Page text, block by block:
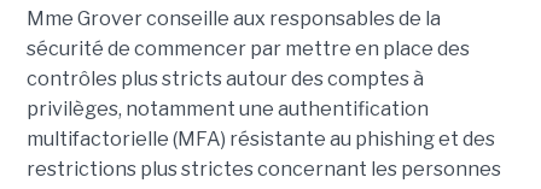
Mme Grover conseille aux responsables de la
sécurité de commencer par mettre en place des
contrôles plus stricts autour des comptes à
privilèges, notamment une authentification
multifactorielle (MFA) résistante au phishing et des
restrictions plus strictes concernant les personnes